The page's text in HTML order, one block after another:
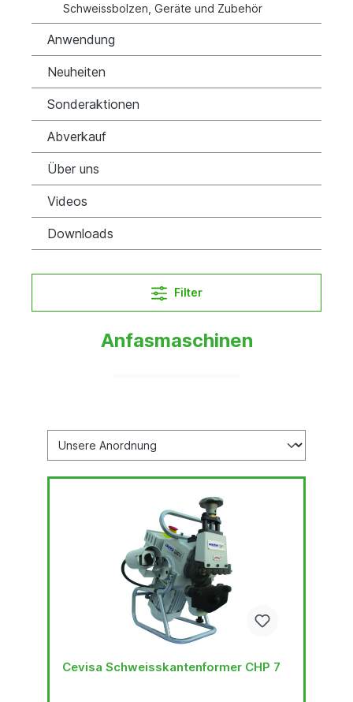
Schweissbolzen, Geräte und Zubehör
Anwendung
Neuheiten
Sonderaktionen
Abverkauf
Über uns
Videos
Downloads
Filter
Anfasmaschinen
Cevisa Schweisskantenformer CHP 7